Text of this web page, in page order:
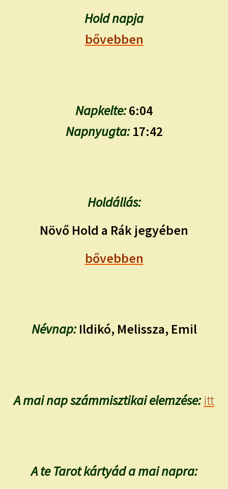
Hold napja
bővebben
Napkelte:6:04
Napnyugta:17:42
Holdállás:
Növő Hold a Rák jegyében
bővebben
Névnap:Ildikó, Melissza, Emil
A mai nap számmisztikai elemzése: itt
A te Tarot kártyád a mai napra: